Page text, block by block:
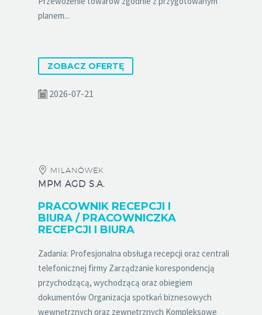
planem...
ZOBACZ OFERTĘ
2026-07-21
MILANÓWEK
MPM AGD S.A.
PRACOWNIK RECEPCJI I
BIURA / PRACOWNICZKA
RECEPCJI I BIURA
Zadania: Profesjonalna obsługa recepcji oraz centrali
telefonicznej firmy Zarządzanie korespondencją
przychodzącą, wychodzącą oraz obiegiem
dokumentów Organizacja spotkań biznesowych
wewnętrznych oraz zewnętrznych Kompleksowe